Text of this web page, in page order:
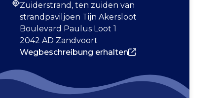
Adresse
Zuiderstrand, ten zuiden van
strandpaviljoen Tijn Akersloot
Boulevard Paulus Loot 1
2042 AD Zandvoort
Wegbeschreibung erhalten